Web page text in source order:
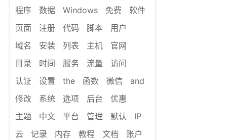
程序
数据 Windows 免费
软件
页面
注册 代码 脚本
用户
域名
安装 列表 主机
官网
目录
时间 服务 流量
访问
认证
设置 the 函数 微信
and
修改
系统 选项 后台
优惠
主题
中文 平台 管理 默认
IP
云
记录 内存 教程 文档
账户